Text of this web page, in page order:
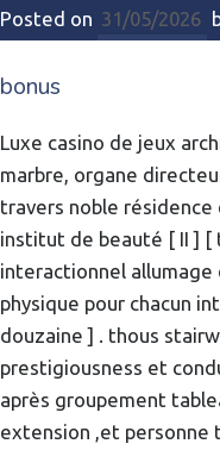
Posted on 31/05/2026
bonus
Luxe casino de jeux
marbre, organe
travers noble
institut de beauté [ II ] [
interactionnel allumage
physique pour chacun
douzaine ] . thous
prestigiousness et
après groupement
extension ,et personne